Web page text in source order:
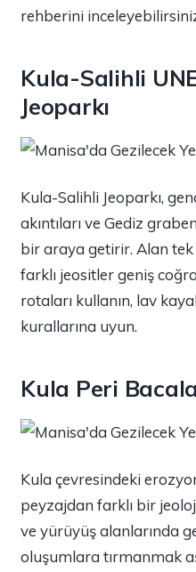
rehberini
Kula-Salihli
Jeoparkı
Kula-Salihli Jeoparkı,
akıntıları ve Gediz
bir araya getirir. Alan
farklı jeositler geniş
rotaları kullanın, lav
kurallarına uyun.
Kula Peri
Kula çevresindeki
peyzajdan farklı bir
ve yürüyüş alanlarında
oluşumlara tırmanmak